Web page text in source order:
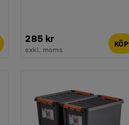
285 kr
exkl. moms
KÖP